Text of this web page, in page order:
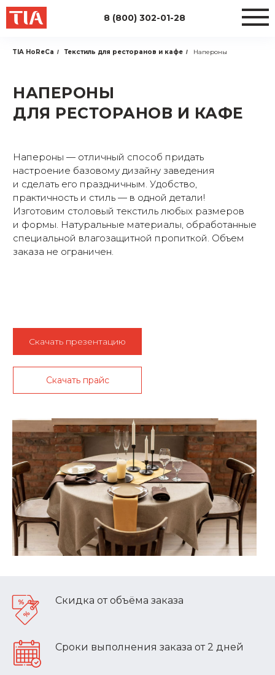
8 (800) 302-01-28
TIA HoReCa / Текстиль для ресторанов и кафе / Напероны
НАПЕРОНЫ
ДЛЯ РЕСТОРАНОВ И КАФЕ
Напероны — отличный способ придать
настроение базовому дизайну заведения
и сделать его праздничным. Удобство,
практичность и стиль — в одной детали!
Изготовим столовый текстиль любых размеров
и формы. Натуральные материалы, обработанные
специальной влагозащитной пропиткой. Объем
заказа не ограничен.
Скачать презентацию
Скачать прайс
Скидка от объёма заказа
Сроки выполнения заказа от 2 дней